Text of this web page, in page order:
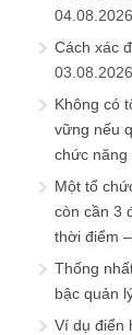
04.08.2026
Cách xác
03.08.2026
Không có
vững nếu
chức năng
Một tổ
còn cần 3
thời điểm
Thống
bậc quản
Ví dụ điển